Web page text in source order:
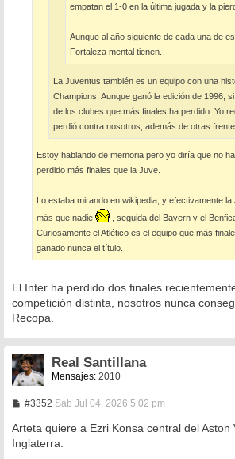
empatan el 1-0 en la última jugada y la
Aunque al año siguiente de cada una de
Fortaleza mental tienen.
La Juventus también es un equipo con una
Champions. Aunque ganó la edición de 1996,
de los clubes que más finales ha perdido. Yo
perdió contra nosotros, además de otras
Estoy hablando de memoria pero yo diría que no
perdido más finales que la Juve.
Lo estaba mirando en wikipedia, y efectivamente la
más que nadie
, seguida del Bayern y el
Curiosamente el Atlético es el equipo que más
ganado nunca el título.
El Inter ha perdido dos finales
competición distinta, nosotros nunca
Recopa.
Real Santillana
Mensajes: 2010
#3352M
n
a
Sab Jul 04, 2026 5:02 pm
Arteta quiere a Ezri Konsa central del Aston
Inglaterra.